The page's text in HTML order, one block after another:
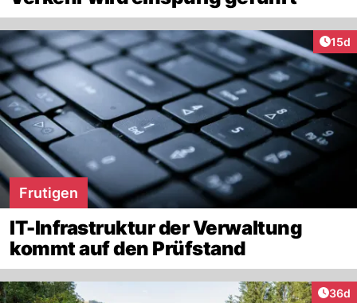
15d
Frutigen
IT-Infrastruktur der Verwaltung
kommt auf den Prüfstand
36d